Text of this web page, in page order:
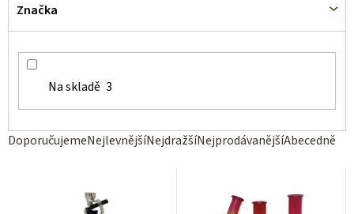
Ř
DoporučujemeNejlevnějšíNejdražšíNejprodávanějšíAbecedně
Na skladě 3
Značka